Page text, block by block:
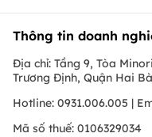
Thông tin doanh
Địa chỉ: Tầng 9, Tòa
Trương Định, Quận Hai
Hotline: 0931.006.005 |
Mã số thuế: 0106329034